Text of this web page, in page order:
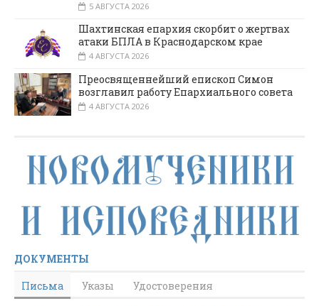
5 АВГУСТА 2026
Шахтинская епархия скорбит о жертвах
атаки БПЛА в Краснодарском крае
4 АВГУСТА 2026
Преосвященнейший епископ Симон
возглавил работу Епархиального совета
4 АВГУСТА 2026
ДОКУМЕНТЫ
Письма
Указы Удостоверения